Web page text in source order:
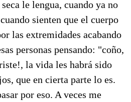
le lengua, cuando ya no
sienten que el cuerpo
las extremidades acabando
personas pensando: "coño,
la vida les habrá sido
que en cierta parte lo es.
por eso. A veces me